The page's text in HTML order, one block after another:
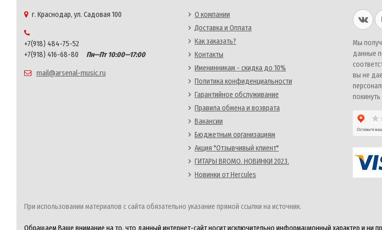
г. Краснодар, ул. Садовая 100
+7(918) 484-75-52
+7(918) 416-68-80
Пн—Пт 10:00—17:00
mail@arsenal-music.ru
О компании
Доставка и Оплата
Как заказать?
Контакты
Именинникам - скидка до 10%
Политика конфиденциальности
Гарантийное обслуживание
Правила обмена и возврата
Вакансии
Бюджетным организациям
Акция "Отзывчивый клиент"
ГИТАРЫ BROMO. НОВИНКИ 2023.
Новинки от Hercules
Мы
данные
вы не
При использовании материалов с сайта обязательно указание прямой ссылки на источник.
Обращаем Ваше внимание на то, что данный интернет-сайт носит исключительно информационный характер и ни